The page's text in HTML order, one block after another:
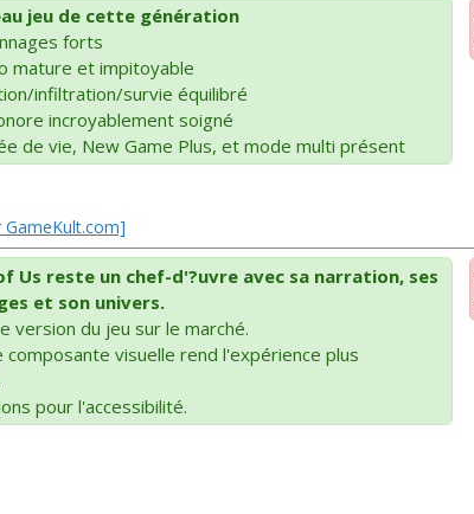
jeu de cette génération
forts
mature et impitoyable
infiltration/survie équilibré
incroyablement soigné
de vie, New Game Plus, et mode multi présent
Us reste un chef-d'?uvre avec sa narration, ses
et son univers.
version du jeu sur le marché.
composante visuelle rend l'expérience plus
pour l'accessibilité.